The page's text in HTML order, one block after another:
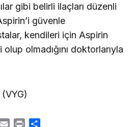
gibi belirli ilaçları düzenli
güvenle
kendileri için Aspirin
olmadığını doktorlarıyla
Telegram
Email Print